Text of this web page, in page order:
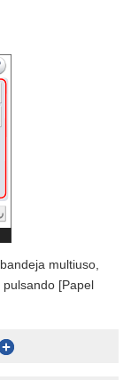
multiuso,
[Papel